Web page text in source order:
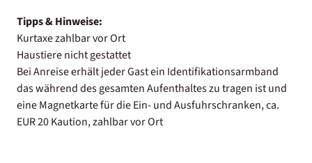
Tipps & Hinweise:
Kurtaxe zahlbar vor Ort
Haustiere nicht gestattet
Bei Anreise erhält jeder Gast ein Identifikationsarmband
das während des gesamten Aufenthaltes zu tragen ist und
eine Magnetkarte für die Ein- und Ausfuhrschranken, ca.
EUR 20 Kaution, zahlbar vor Ort